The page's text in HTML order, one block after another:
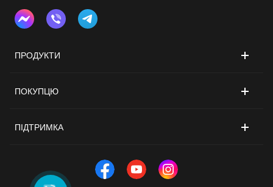
ПРОДУКТИ
ПОКУПЦЮ
ПІДТРИМКА